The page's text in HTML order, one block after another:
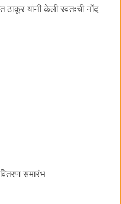
यांनी केली स्वतःची नोंद
वितरण समारंभ